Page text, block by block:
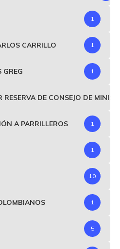
1
CARRILLO 1
GREG 1
DE CONSEJO DE
A PARRILLEROS 1
1
10
1
5